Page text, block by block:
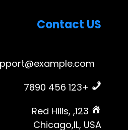
Contact US
+123 456 7890
123, Red Hills,
Chicago,IL, USA